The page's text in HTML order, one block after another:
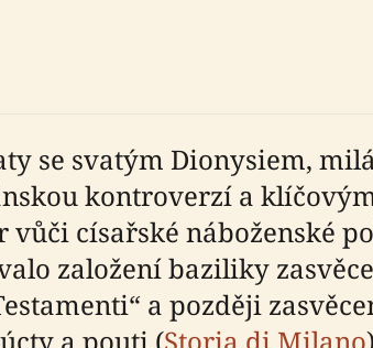
se svatým Dionysiem,
kontroverzí a
vůči císařské náboženské
založení baziliky
a později